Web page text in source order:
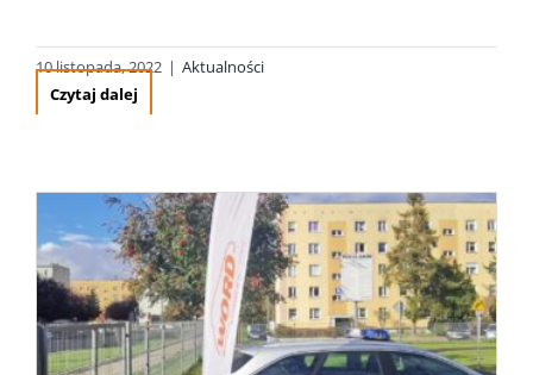
10 listopada, 2022 | Aktualności
Czytaj dalej